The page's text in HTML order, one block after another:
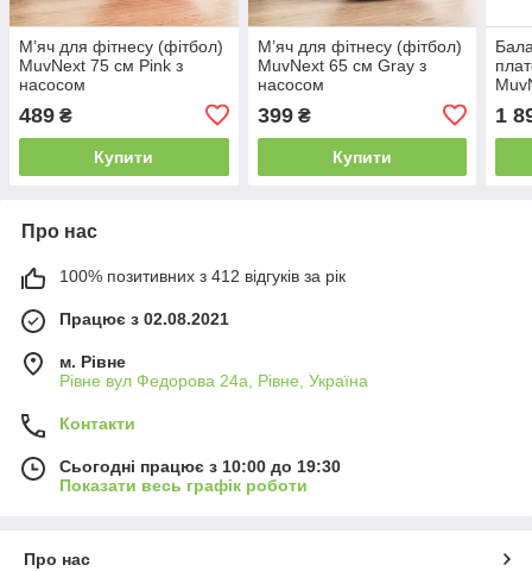
М’яч для фітнесу (фітбол)
MuvNext 75 см Pink з
насосом
489 ₴
Купити
М’яч для фітнесу (фітбол)
MuvNext 65 см Gray з
насосом
399₴
Купити
1
Про нас
100% позитивних з 412 відгуків за рік
Працює з 02.08.2021
м. Рівне
Рівне вул Федорова 24а, Рівне, Україна
Контакти
Сьогодні працює з 10:00 до 19:30
Показати весь графік роботи
Про нас